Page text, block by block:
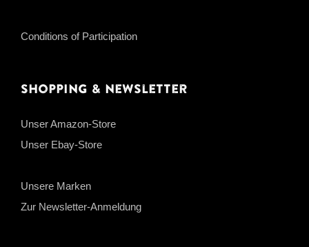
Conditions of Participation
Shopping & Newsletter
Unser Amazon-Store
Unser Ebay-Store
Unsere Marken
Zur Newsletter-Anmeldung